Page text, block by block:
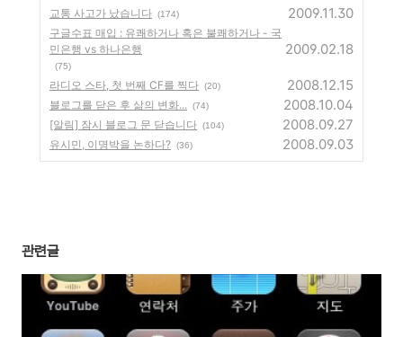
교통 사고가 났습니다 (174) 2009.11.30
구글수표 매입 : 유쾌하거나 혹은 불쾌하거나 - 국
민은행 vs 하나은행
(75)
2009.02.18
라디오 스타, 첫 번째 CF를 찍다 (20) 2008.12.15
블로그를 닫은 후 삶의 변화... (74) 2008.10.04
[알림] 잠시 블로그 문 닫습니다 (104) 2008.09.27
유시민, 이명박을 논하다? (36) 2008.09.03
관련글